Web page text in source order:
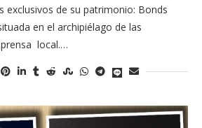
exclusivos de su patrimonio: Bonds
en el archipiélago de las
local.…